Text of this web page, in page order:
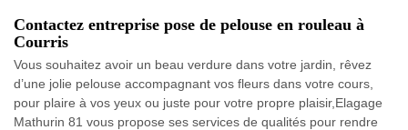
Contactez entreprise pose de pelouse en rouleau à
Courris
Vous souhaitez avoir un beau verdure dans votre jardin, rêvez
d’une jolie pelouse accompagnant vos fleurs dans votre cours,
pour plaire à vos yeux ou juste pour votre propre plaisir,Elagage
Mathurin 81 vous propose ses services de qualités pour rendre